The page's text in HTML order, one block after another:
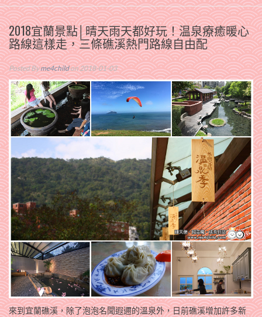
2018宜蘭景點│晴天雨天都好玩！温泉療癒暖心
路線這樣走，三條礁溪熱門路線自由配
Posted Byme4childon 2018-01-03
來到宜蘭礁溪，除了泡泡名聞遐邇的溫泉外，日前礁溪增加許多新